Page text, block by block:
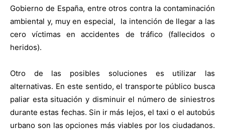
Gobierno de España, entre otros contra la contaminación
ambiental y, muy en especial,
la intención de llegar a las
cero víctimas en accidentes de tráfico (fallecidos o
heridos).
Otro de las posibles soluciones es utilizar las
alternativas. En este sentido, el transporte público busca
paliar esta situación y disminuir el número de siniestros
durante estas fechas. Sin ir más lejos, el taxi o el autobús
urbano son las opciones más viables por los ciudadanos.